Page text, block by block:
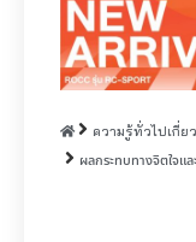
ความรู้ทั่วไปเกี่
ผลกระทบทางจิตใจแ